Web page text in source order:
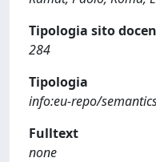
Tipologia sito
284
Tipologia
info:eu-repo/
Fulltext
none